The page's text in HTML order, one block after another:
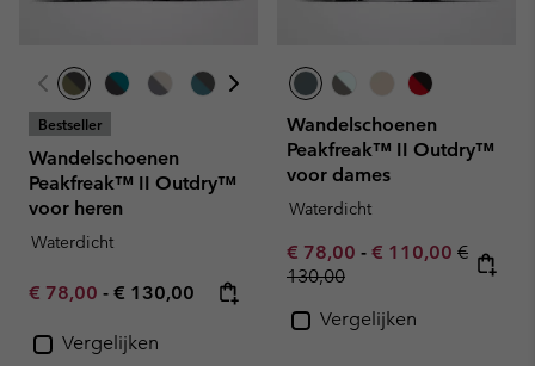
Bestseller
Wandelschoenen
Peakfreak™ II Outdry™
voor heren
Waterdicht
Minimum sale price:
€ 78,00 - Maximum price:
€ 130,00
Vergelijken
Wandelschoenen
Peakfreak™ II Outdry™
voor dames
Waterdicht
Minimum sale price:
€ 78,00 - Maximum sale
€ 110,00 Regular
€
130,00
Vergelijken